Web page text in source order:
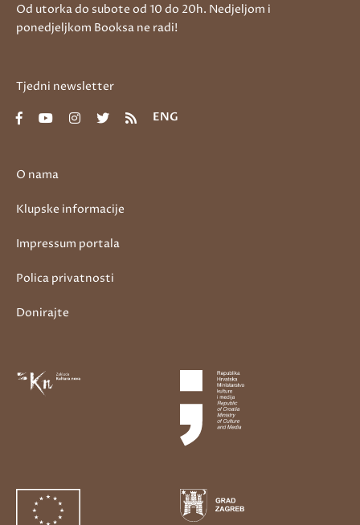
O nama
Klupske informacije
Impressum portala
Polica privatnosti
Donirajte
Od utorka do subote od 10 do 20h. Nedjeljom i
ponedjeljkom Booksa ne radi!
Tjedni newsletter
ENG